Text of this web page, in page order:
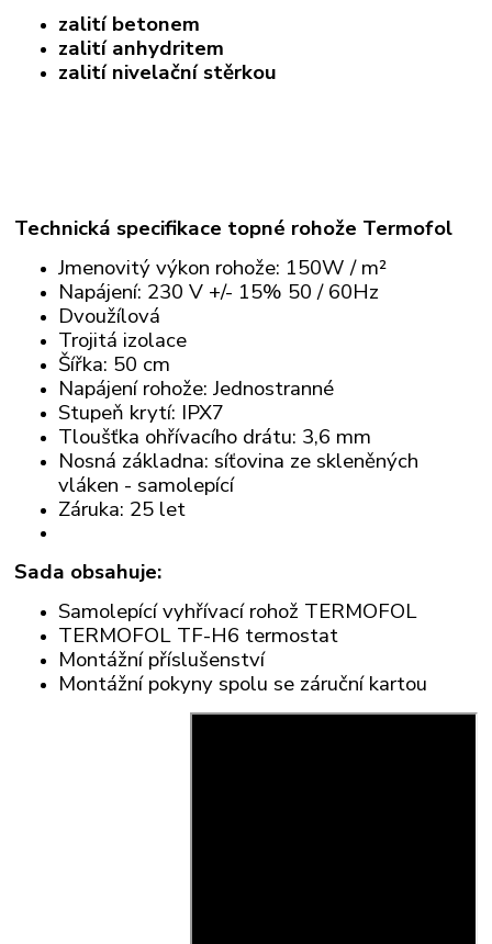
zalití betonem
zalití anhydritem
zalití nivelační stěrkou
Technická specifikace topné rohože Termofol
Jmenovitý výkon rohože: 150W / m²
Napájení: 230 V +/- 15% 50 / 60Hz
Dvoužílová
Trojitá izolace
Šířka: 50 cm
Napájení rohože: Jednostranné
Stupeň krytí: IPX7
Tloušťka ohřívacího drátu: 3,6 mm
Nosná základna: síťovina ze skleněných
vláken - samolepící
Záruka: 25 let
Sada obsahuje:
Samolepící vyhřívací rohož TERMOFOL
TERMOFOL TF-H6 termostat
Montážní příslušenství
Montážní pokyny spolu se záruční kartou